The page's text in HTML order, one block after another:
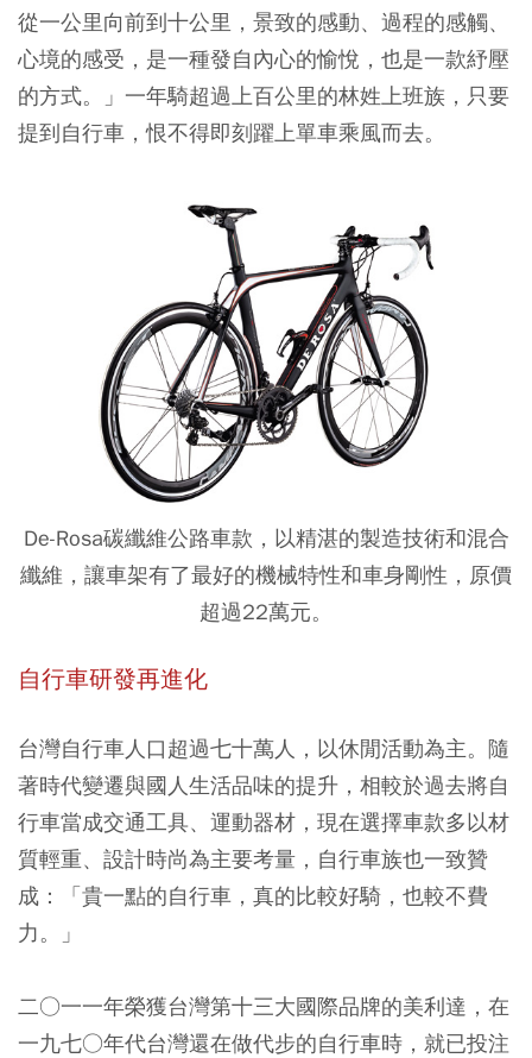
從一公里向前到十公里，景致的感動、過程的感觸、
心境的感受，是一種發自內心的愉悅，也是一款紓壓
的方式。」一年騎超過上百公里的林姓上班族，只要
提到自行車，恨不得即刻躍上單車乘風而去。
De-Rosa碳纖維公路車款，以精湛的製造技術和混合
纖維，讓車架有了最好的機械特性和車身剛性，原價
超過22萬元。
自行車研發再進化
台灣自行車人口超過七十萬人，以休閒活動為主。隨
著時代變遷與國人生活品味的提升，相較於過去將自
行車當成交通工具、運動器材，現在選擇車款多以材
質輕重、設計時尚為主要考量，自行車族也一致贊
成：「貴一點的自行車，真的比較好騎，也較不費
力。」
二○一一年榮獲台灣第十三大國際品牌的美利達，在
一九七○年代台灣還在做代步的自行車時，就已投注